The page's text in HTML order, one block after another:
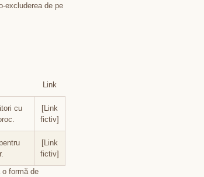
excluderea de pe
Link
cu
[Link
fictiv]
[Link
fictiv]
formă de